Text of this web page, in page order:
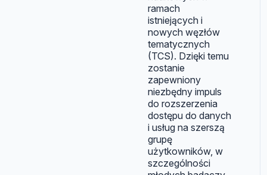
ramach
istniejących i
nowych węzłów
tematycznych
(TCS). Dzięki temu
zostanie
zapewniony
niezbędny impuls
do rozszerzenia
dostępu do danych
i usług na szerszą
grupę
użytkowników, w
szczególności